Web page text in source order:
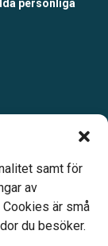
samt för
av
är små
du besöker.
personliga